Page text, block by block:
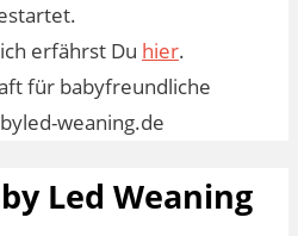
erfährst Du hier.
Led Weaning